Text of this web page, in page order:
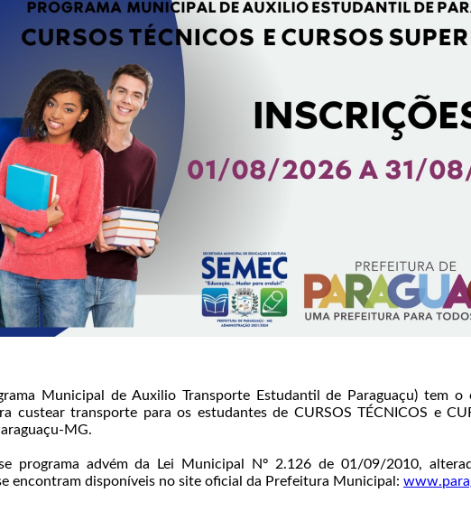
Municipal de Auxilio Transporte Estudantil de Paraguaçu) tem o
custear transporte para os estudantes de CURSOS TÉCNICOS e
MG.
programa advém da Lei Municipal Nº 2.126 de 01/09/2010,
encontram disponíveis no site oficial da Prefeitura Municipal: